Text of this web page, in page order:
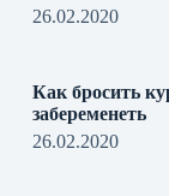
26.02.2020
Как бросить
забеременеть
26.02.2020